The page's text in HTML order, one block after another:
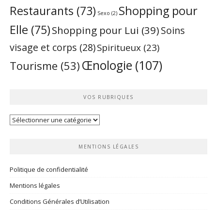
Restaurants (73) Sexo (2) Shopping pour
Elle (75)Shopping pour Lui (39)Soins
visage et corps (28)Spiritueux (23)
Tourisme (53) Œnologie (107)
VOS RUBRIQUES
Vos
MENTIONS LÉGALES
Politique de confidentialité
Mentions légales
Conditions Générales d’Utilisation